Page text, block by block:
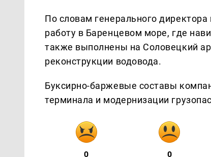
По словам генерального
работу в Баренцевом море, где
также выполнены на Соловецкий
реконструкции водовода.
Буксирно-баржевые составы
терминала и модернизации
0 0